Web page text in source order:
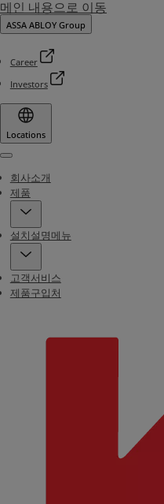
메인 내용으로 이동
ASSA ABLOY Group
Career
Investors
Locations
Menu
회사소개
제품
설치설명메뉴
고객서비스
제품구입처